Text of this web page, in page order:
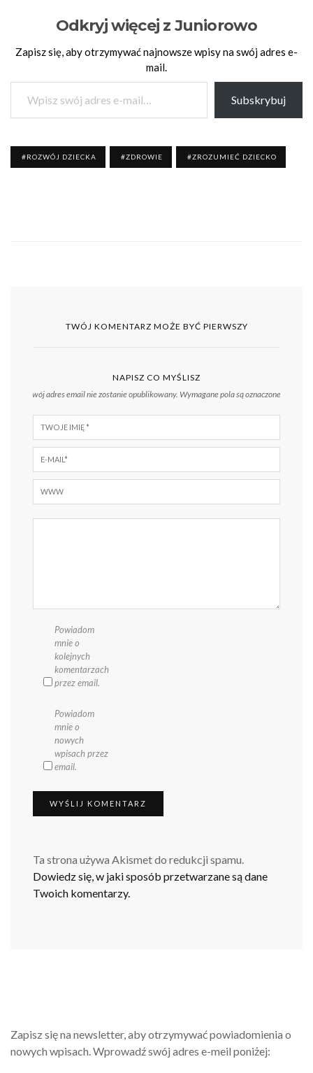
Odkryj więcej z Juniorowo
Zapisz się, aby otrzymywać najnowsze wpisy na swój adres e-
mail.
Wpisz swój adres e-mail…
Subskrybuj
ROZWÓJ DZIECKA ZDROWIE ZROZUMIEĆ DZIECKO
TWÓJ KOMENTARZ MOŻE BYĆ PIERWSZY
NAPISZ CO MYŚLISZ
Twój adres email nie zostanie opublikowany. Wymagane pola są oznaczone
Powiadom
mnie o
kolejnych
komentarzach
przez email.
Powiadom
mnie o
nowych
wpisach przez
email.
Ta strona używa Akismet do redukcji spamu.
Dowiedz się, w jaki sposób przetwarzane są dane
Twoich komentarzy.
Zapisz się na newsletter, aby otrzymywać powiadomienia o
nowych wpisach. Wprowadź swój adres e-meil poniżej: